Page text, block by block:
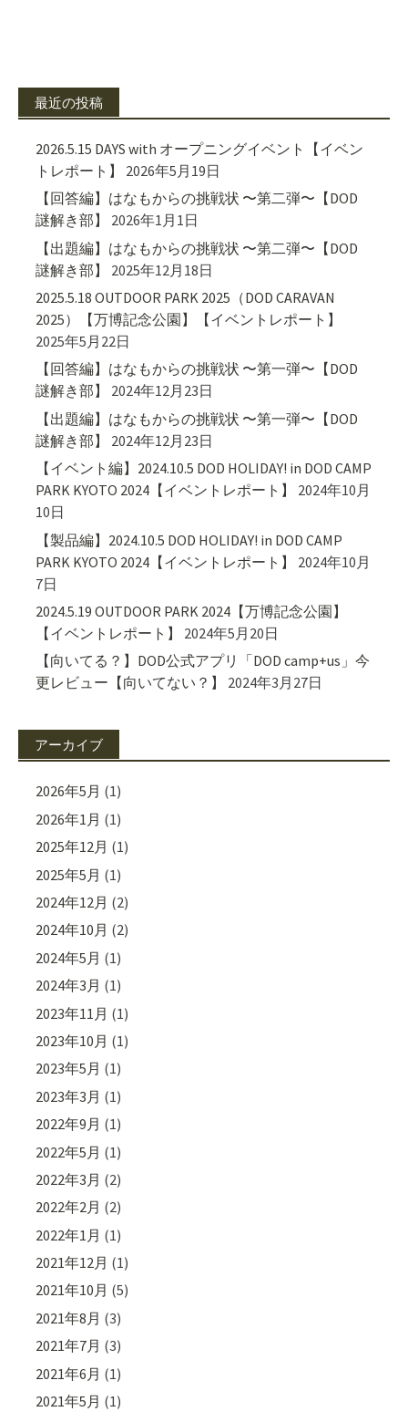
最近の投稿
2026.5.15 DAYS with オープニングイベント【イベン
トレポート】
2026年5月19日
【回答編】はなもからの挑戦状 〜第二弾〜【DOD
謎解き部】
2026年1月1日
【出題編】はなもからの挑戦状 〜第二弾〜【DOD
謎解き部】
2025年12月18日
2025.5.18 OUTDOOR PARK 2025（DOD CARAVAN
2025）【万博記念公園】【イベントレポート】
2025年5月22日
【回答編】はなもからの挑戦状 〜第一弾〜【DOD
謎解き部】
2024年12月23日
【出題編】はなもからの挑戦状 〜第一弾〜【DOD
謎解き部】
2024年12月23日
【イベント編】2024.10.5 DOD HOLIDAY! in DOD CAMP
PARK KYOTO 2024【イベントレポート】
2024年10月
10日
【製品編】2024.10.5 DOD HOLIDAY! in DOD CAMP
PARK KYOTO 2024【イベントレポート】
2024年10月
7日
2024.5.19 OUTDOOR PARK 2024【万博記念公園】
【イベントレポート】
2024年5月20日
【向いてる？】DOD公式アプリ「DOD camp+us」今
更レビュー【向いてない？】
2024年3月27日
アーカイブ
2026年5月 (1)
2026年1月 (1)
2025年12月 (1)
2025年5月 (1)
2024年12月 (2)
2024年10月 (2)
2024年5月 (1)
2024年3月 (1)
2023年11月 (1)
2023年10月 (1)
2023年5月 (1)
2023年3月 (1)
2022年9月 (1)
2022年5月 (1)
2022年3月 (2)
2022年2月 (2)
2022年1月 (1)
2021年12月 (1)
2021年10月 (5)
2021年8月 (3)
2021年7月 (3)
2021年6月 (1)
2021年5月 (1)